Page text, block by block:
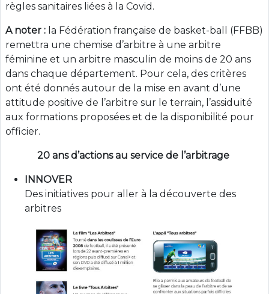
règles sanitaires liées à la Covid.
A noter : la Fédération française de basket-ball (FFBB)
remettra une chemise d’arbitre à une arbitre
féminine et un arbitre masculin de moins de 20 ans
dans chaque département. Pour cela, des critères
ont été donnés autour de la mise en avant d’une
attitude positive de l’arbitre sur le terrain, l’assiduité
aux formations proposées et de la disponibilité pour
officier.
20 ans d’actions au service de l’arbitrage
INNOVER
Des initiatives pour aller à la découverte des
arbitres